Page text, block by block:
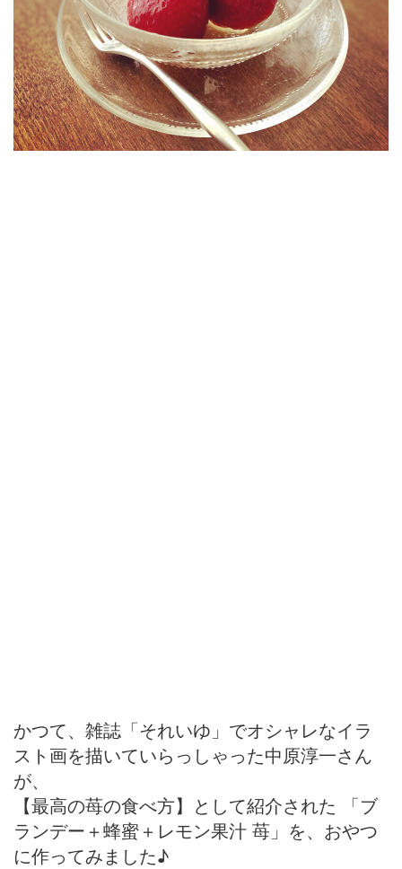
かつて、雑誌「それいゆ」でオシャレなイラ
スト画を描いていらっしゃった中原淳一さん
が、
【最高の苺の食べ方】として紹介された 「ブ
ランデー＋蜂蜜＋レモン果汁 苺」を、おやつ
に作ってみました♪